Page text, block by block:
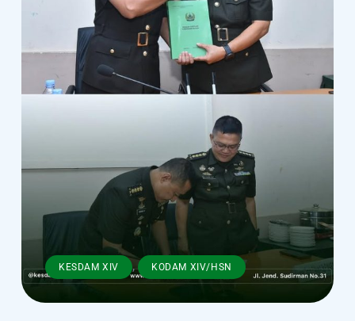
KESDAM XIV , KODAM XIV/HSN